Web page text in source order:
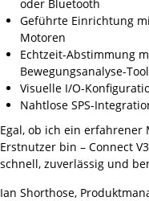
oder Bluetooth
Geführte Einrichtung
Motoren
Echtzeit-Abstimmung
Bewegungsanalyse-
Visuelle I/O-
Nahtlose SPS-
Egal, ob ich ein
Erstnutzer bin – Connect
schnell, zuverlässig und
Ian Shorthose,